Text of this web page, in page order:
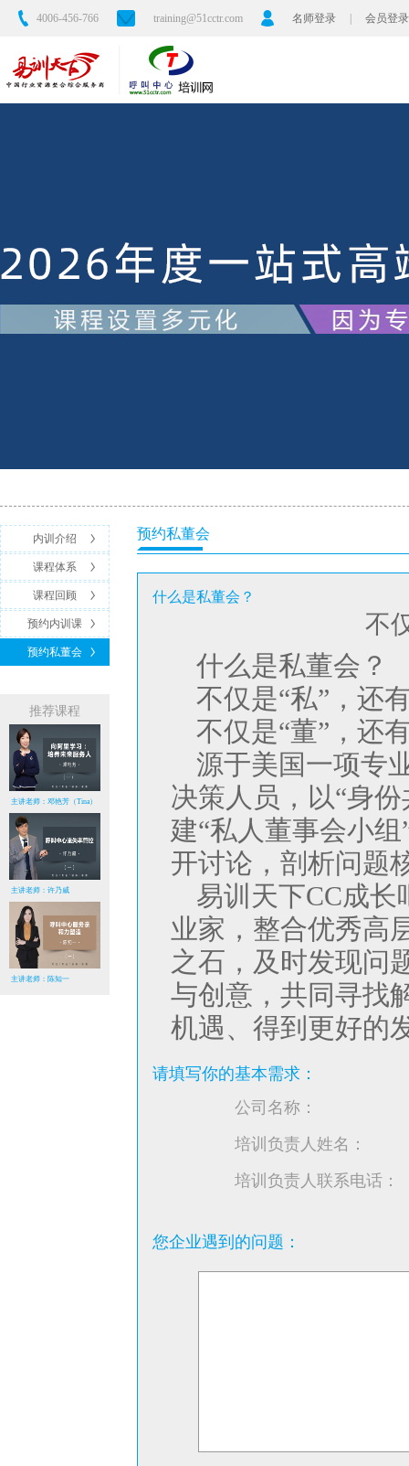
4006-456-766 training@51cctr.com 名师登录 会员登录
内训介绍
课程体系
课程回顾
预约内训课
预约私董会
推荐课程
主讲老师：邓艳芳（Tina）
主讲老师：许乃威
主讲老师：陈知一
预约私董会
什么是私董会？
不
什么是私董会？
不仅是“私”，还
不仅是“董”，还
源于美国一项专
决策人员，以“身
建“私人董事会小
开讨论，剖析问题
易训天下CC成长
业家，整合优秀高
之石，及时发现问
与创意，共同寻找
机遇、得到更好的
请填写你的基本需求：
公司名称：
培训负责人姓名：
培训负责人联系电话：
您企业遇到的问题：